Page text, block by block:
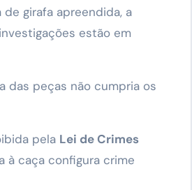
girafa apreendida, a
estão em
das peças não cumpria os
pela Lei de Crimes
à caça configura crime